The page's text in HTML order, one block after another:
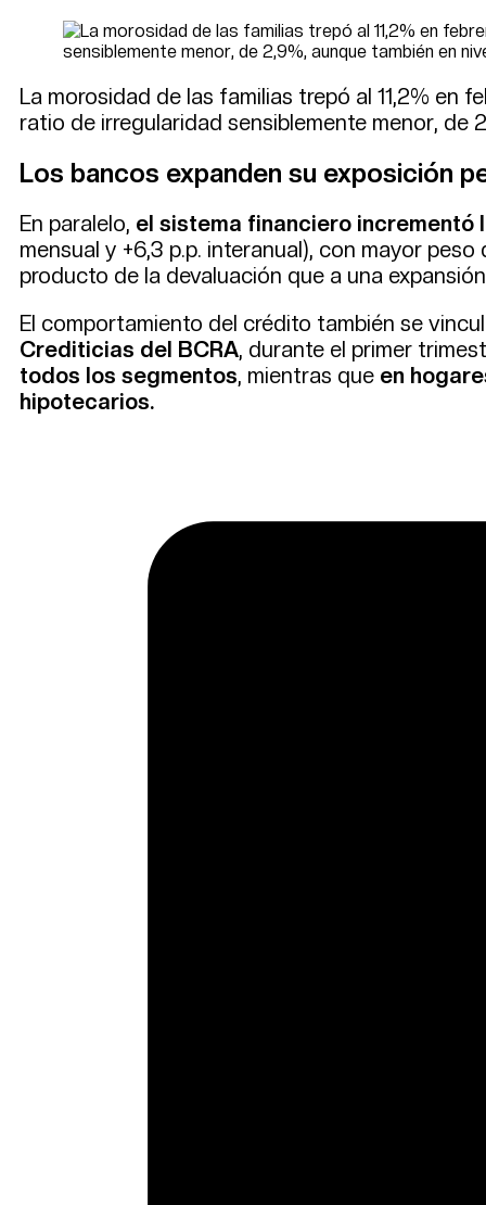
La morosidad de las familias trepó al 11,2% en
ratio de irregularidad sensiblemente menor, de
Los bancos expanden su exposición
En paralelo, el sistema financiero incrementó
mensual y +6,3 p.p. interanual), con mayor
producto de la devaluación que a una
El comportamiento del crédito también se
Crediticias del BCRA, durante el primer
todos los segmentos, mientras que en
hipotecarios.